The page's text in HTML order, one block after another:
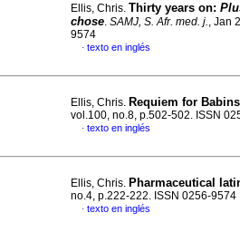
Ellis, Chris. Thirty years on:
chose. SAMJ, S. Afr. med. j., Jan
9574
· texto en inglés
Ellis, Chris. Requiem for
vol.100, no.8, p.502-502. ISSN
· texto en inglés
Ellis, Chris. Pharmaceutical
no.4, p.222-222. ISSN 0256-9574
· texto en inglés